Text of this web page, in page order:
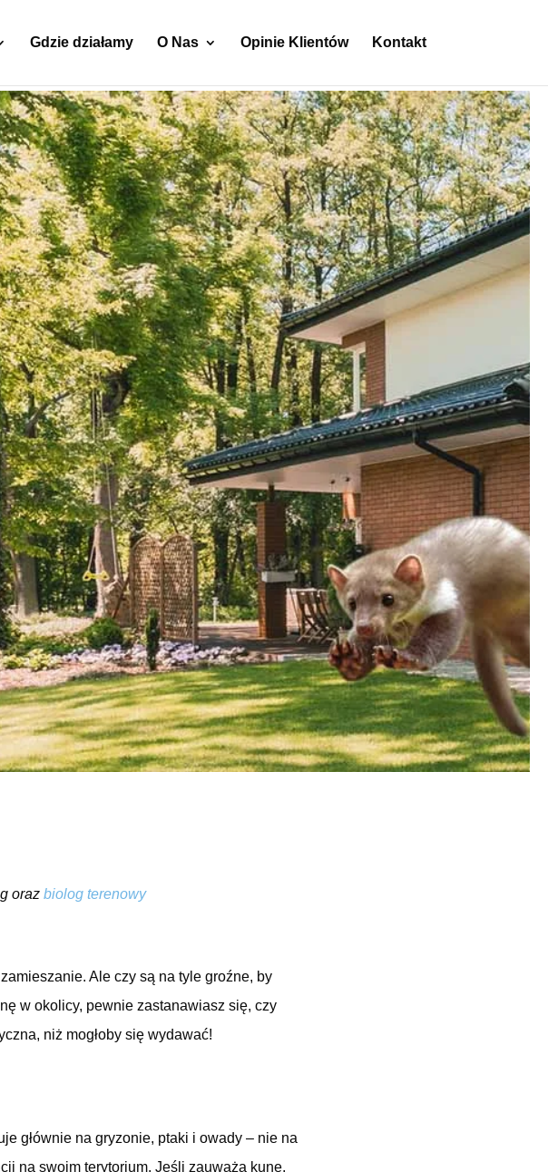
Gdzie działamy O Nas Opinie Klientów Kontakt
oraz biolog terenowy
Ale czy są na tyle groźne, by
w okolicy, pewnie zastanawiasz się, czy
niż mogłoby się wydawać!
głównie na gryzonie, ptaki i owady – nie na
na swoim terytorium. Jeśli zauważą kunę,